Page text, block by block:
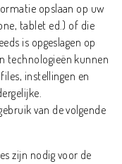
opslaan op uw
tablet ed.) of die
is opgeslagen op
technologieën kunnen
instellingen en
van de volgende
zijn nodig voor de